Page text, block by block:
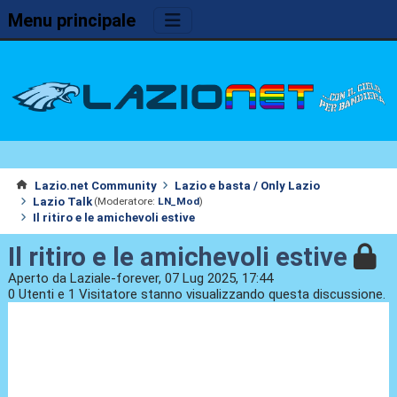
Menu principale
Lazio.net Community
Lazio e basta / Only Lazio
Lazio Talk (Moderatore: LN_Mod)
Il ritiro e le amichevoli estive
Il ritiro e le amichevoli estive
Aperto da Laziale-forever, 07 Lug 2025, 17:44
0 Utenti e 1 Visitatore stanno visualizzando questa discussione.